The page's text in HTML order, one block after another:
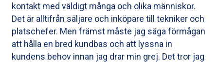
kontakt med väldigt många och olika människor.
Det är alltifrån säljare och inköpare till tekniker och
platschefer. Men främst måste jag säga förmågan
att hålla en bred kundbas och att lyssna in
kundens behov innan jag drar min grej. Det tror jag